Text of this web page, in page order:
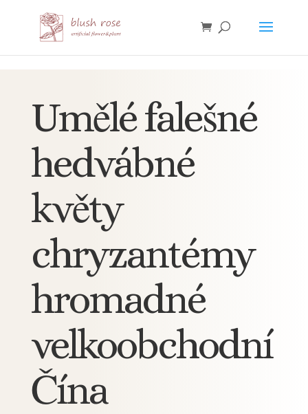
Umělé falešné
hedvábné
květy
chryzantémy
hromadné
velkoobchodní
Čína